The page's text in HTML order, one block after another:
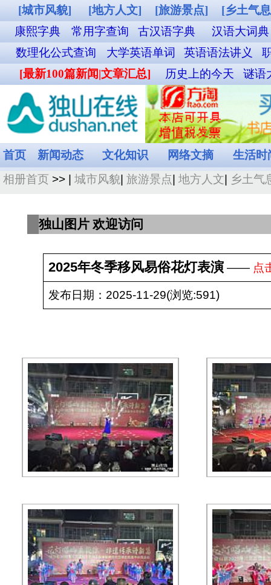
[城市风貌] [地方人文] [旅游景点] [乡土气息] [其他图片]
铁路12306购票
康熙字典
常用字查询 古汉语字典 汉语大词典 成语词典查询
英汉双解词
数理化公式查询
大学英语单词 英语语法讲义 职称英语单词 外贸汉英词典
名
[最新100篇新闻|文章汇总]
历史上的今天 谜语大全 食物营养成分查询 菜谱
新闻动态 文化知识 网络文摘 生活时尚 娱乐休闲
相册首页>> | 城市风貌| 旅游景点 |地方人文 乡土气息|其他图片
共
2025年冬季移风易俗花灯表演――点击图片看大图。
发布日期：2025-11-29(浏览:591) 拍摄日